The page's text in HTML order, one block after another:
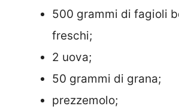
500 grammi di fagioli
freschi;
2 uova;
50 grammi di grana;
prezzemolo;